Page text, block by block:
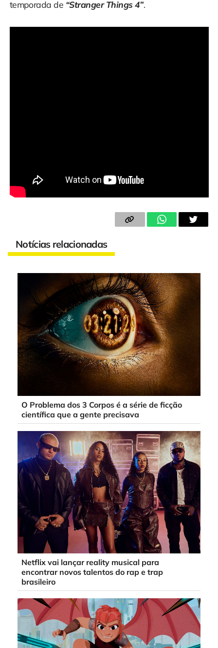
temporada de “Stranger Things 4”.
Notícias relacionadas
O Problema dos 3 Corpos é a série de ficção
científica que a gente precisava
Netflix vai lançar reality musical para
encontrar novos talentos do rap e trap
brasileiro